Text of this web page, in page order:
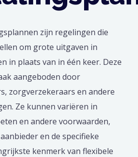
zijn regelingen die
om grote uitgaven in
in plaats van in één keer. Deze
aangeboden door
zorgverzekeraars en andere
Ze kunnen variëren in
en andere voorwaarden,
en de specifieke
kenmerk van flexibele